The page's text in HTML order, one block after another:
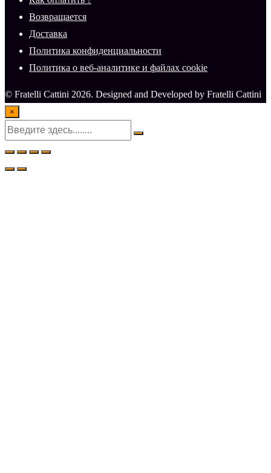
Возвращается
Доставка
Политика конфиденциальности
Политика о веб-аналитике и файлах cookie
© Fratelli Cattini 2026. Designed and Developed by Fratelli Cattini
×